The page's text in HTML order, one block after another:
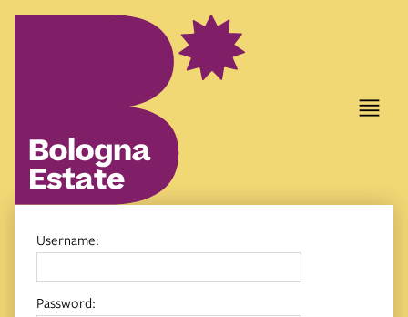
Username:
Password: